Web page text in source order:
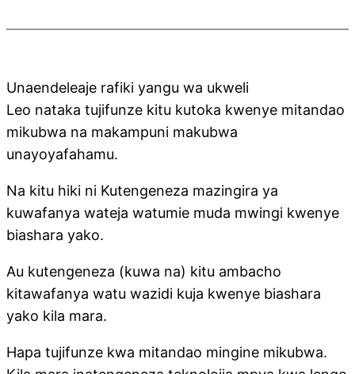
Unaendeleaje rafiki yangu wa ukweli
Leo nataka tujifunze kitu kutoka kwenye mitandao
mikubwa na makampuni makubwa
unayoyafahamu.
Na kitu hiki ni Kutengeneza mazingira ya
kuwafanya wateja watumie muda mwingi kwenye
biashara yako.
Au kutengeneza (kuwa na) kitu ambacho
kitawafanya watu wazidi kuja kwenye biashara
yako kila mara.
Hapa tujifunze kwa mitandao mingine mikubwa.